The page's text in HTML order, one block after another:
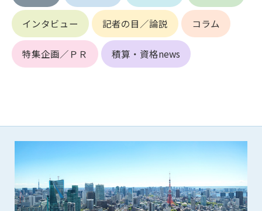
インタビュー 記者の目／論説 コラム
特集企画／ＰＲ 積算・資格news
管理者は、会員が登録した内容が以下に該当する、またはその
恐れのあるものは、会員の承諾なく削除できるものとします。
1. 管理者は、会員が本サービスを利用することにより得た情報
等（プログラムを含みます）について、その完全性、正確性
を保証もしないものとします。また、当該情報等に起因して
問合せ、クレーム、請求等がなされまたは訴訟が提起された
場合、当該会員は、自らの費用と責任においてこれを解決す
るものとし、管理者を一切免責するものとします。
3. 本サービスにおいて掲載されている広告等によって行われる
取引に起因する損害及び広告等が掲載されたこと自体に起因
する損害については一切責任を負いません。